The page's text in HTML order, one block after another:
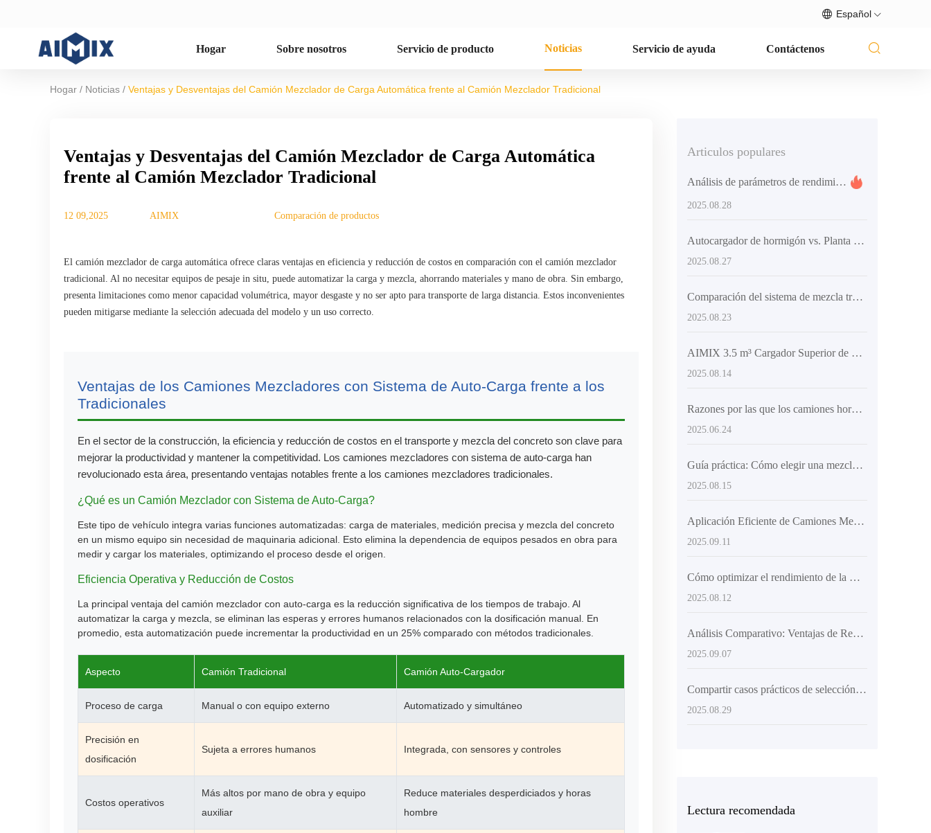
Español
Hogar Sobre nosotros Servicio de producto Noticias Servicio de ayuda Contáctenos
Hogar / Noticias / Ventajas y Desventajas del Camión Mezclador de Carga Automática frente al Camión Mezclador Tradicional
Ventajas y Desventajas del Camión Mezclador de Carga Automática
frente al Camión Mezclador Tradicional
12 09,2025 AIMIX Comparación de productos
El camión mezclador de carga automática ofrece claras ventajas en eficiencia y reducción de costos en comparación con el camión mezclador
tradicional. Al no necesitar equipos de pesaje in situ, puede automatizar la carga y mezcla, ahorrando materiales y mano de obra. Sin embargo,
presenta limitaciones como menor capacidad volumétrica, mayor desgaste y no ser apto para transporte de larga distancia. Estos inconvenientes
pueden mitigarse mediante la selección adecuada del modelo y un uso correcto.
Ventajas de los Camiones Mezcladores con Sistema de Auto-Carga frente a los
Tradicionales
En el sector de la construcción, la eficiencia y reducción de costos en el transporte y mezcla del concreto son clave para
mejorar la productividad y mantener la competitividad. Los camiones mezcladores con sistema de auto-carga han
revolucionado esta área, presentando ventajas notables frente a los camiones mezcladores tradicionales.
¿Qué es un Camión Mezclador con Sistema de Auto-Carga?
Este tipo de vehículo integra varias funciones automatizadas: carga de materiales, medición precisa y mezcla del concreto
en un mismo equipo sin necesidad de maquinaria adicional. Esto elimina la dependencia de equipos pesados en obra para
medir y cargar los materiales, optimizando el proceso desde el origen.
Eficiencia Operativa y Reducción de Costos
La principal ventaja del camión mezclador con auto-carga es la reducción significativa de los tiempos de trabajo. Al
automatizar la carga y mezcla, se eliminan las esperas y errores humanos relacionados con la dosificación manual. En
promedio, esta automatización puede incrementar la productividad en un 25% comparado con métodos tradicionales.
Aspecto Camión Tradicional Camión Auto-Cargador
Proceso de carga Manual o con equipo externo Automatizado y simultáneo
Precisión en
dosificación
Sujeta a errores humanos Integrada, con sensores y controles
Costos operativos
Más altos por mano de obra y equipo
auxiliar
Reduce materiales desperdiciados y horas
hombre
Articulos populares
Análisis de parámetros de rendimiento y selección de equipos de mezcla de hormigón para proyectos internacionales
2025.08.28
Autocargador de hormigón vs. Planta de mezclado fija: ¿Cuál es más adecuado para grandes obras?
2025.08.27
Comparación del sistema de mezcla tradicional: ventajas clave del diseño de doble hélice en camiones mezcladores con carga automática
2025.08.23
AIMIX 3.5 m³ Cargador Superior de Concreto: Flexibilidad y Eficiencia en la Descarga
2025.08.14
Razones por las que los camiones hormigonera certificados son populares en los mercados extranjeros
2025.06.24
Guía práctica: Cómo elegir una mezcladora de concreto eficiente y flexible para satisfacer las necesidades de construcción en múltiples sitios
2025.08.15
Aplicación Eficiente de Camiones Mezcladores con Carga Superior en Proyectos Constructivos de Gran Escala
2025.09.11
Cómo optimizar el rendimiento de la mezcladora de concreto con chasis articulado y neumáticos de ingeniería
2025.08.12
Análisis Comparativo: Ventajas de Rendimiento y Aplicaciones de Camiones Mezcladores de Concreto con Carga Automática frente a Equipos Tradicionales
2025.09.07
Compartir casos prácticos de selección de equipos de mezclado de concreto en diferentes condiciones de sitio de construcción
2025.08.29
Lectura recomendada